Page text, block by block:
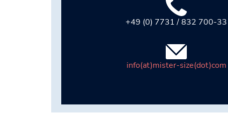
+49 (0) 7731 / 832 700-33
info(at)mister-size(dot)com